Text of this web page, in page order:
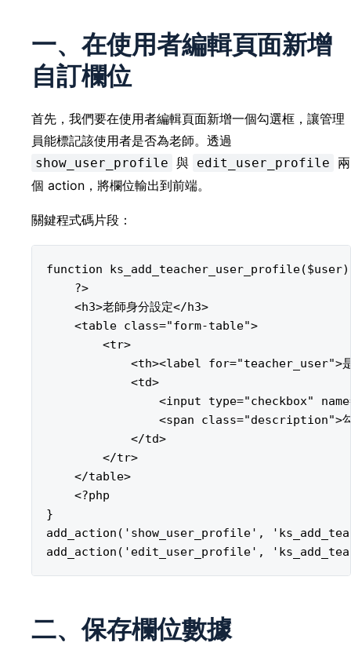
一、在使用者編輯頁面新增
自訂欄位
首先，我們要在使用者編輯頁面新增一個勾選框，讓管理
員能標記該使用者是否為老師。透過
show_user_profile 與 edit_user_profile
兩
個 action，將欄位輸出到前端。
關鍵程式碼片段：
function
    ?>
    <h3>老師身分設定</h3>
    <table class="form-table">
        <tr>
<th><label for="teacher_user">
            <td>
<input type="checkbox"
<span class="description">勾
            </td>
        </tr>
    </table>
    <?php
}
add_action('show_user_profile',
二、保存欄位數據